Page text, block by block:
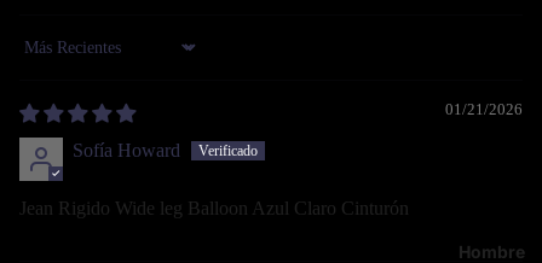
Hombre
Sort by
01/21/2026
Sofía Howard
Jean Rigido Wide leg Balloon Azul Claro Cinturón